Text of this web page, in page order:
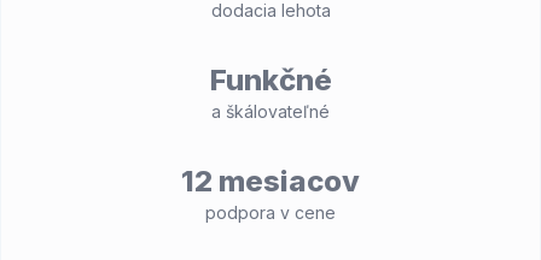
dodacia lehota
Funkčné
a škálovateľné
12 mesiacov
podpora v cene